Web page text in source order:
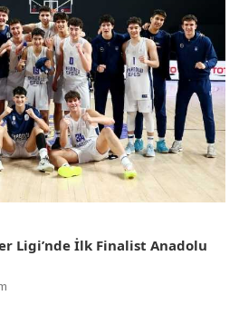
Ligi’nde İlk Finalist Anadolu